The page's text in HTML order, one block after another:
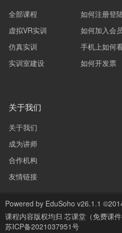
全部课程
虚拟VR实训
仿真实训
实训室建设
如何注册登
如何加入会
手机上如何
如何开发票
关于我们
关于我们
成为讲师
合作机构
友情链接
Powered by EduSoho v26.1.1
课程内容版权均归 芯课堂（免费课
苏ICP备2021037951号